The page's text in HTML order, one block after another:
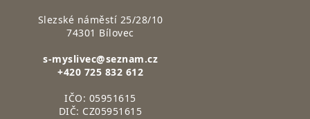
Slezské náměstí 25/28/10
74301 Bílovec
s-myslivec@seznam.cz
+420 725 832 612
IČO: 05951615
DIČ: CZ05951615